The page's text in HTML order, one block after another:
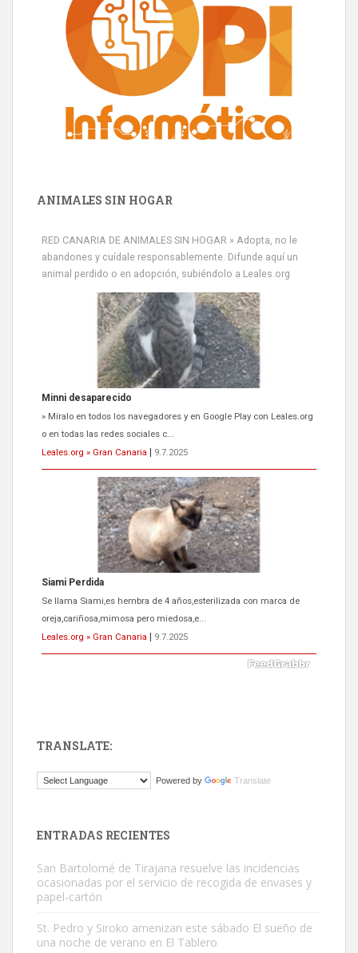
ANIMALES SIN HOGAR
RED CANARIA DE ANIMALES SIN HOGAR » Adopta, no le
abandones y cuídale responsablemente. Difunde aquí un
animal perdido o en adopción, subiéndolo a Leales.org
Minni desaparecido
» Míralo en todos los navegadores y en Google Play con Leales.org
o en todas las redes sociales c...
Leales.org » Gran Canaria
9.7.2025
Siami Perdida
Se llama Siami,es hembra de 4 años,esterilizada con marca de
oreja,cariñosa,mimosa pero miedosa,e...
Leales.org » Gran Canaria
9.7.2025
El ayuntamiento se va a llevar a Los Gatos callejeros de la zona los
TRANSLATE:
Powered by Translate
ENTRADAS RECIENTES
San Bartolomé de Tirajana resuelve las incidencias
ocasionadas por el servicio de recogida de envases y
papel-cartón
St. Pedro y Siroko amenizan este sábado El sueño de
una noche de verano en El Tablero